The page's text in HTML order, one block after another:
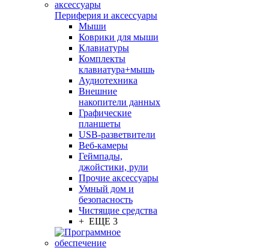
Периферия и аксессуары
Мыши
Коврики для мыши
Клавиатуры
Комплекты
клавиатура+мышь
Аудиотехника
Внешние
накопители данных
Графические
планшеты
USB-разветвители
Веб-камеры
Геймпады,
джойстики, рули
Прочие аксессуары
Умный дом и
безопасность
Чистящие средства
+ ЕЩЕ 3